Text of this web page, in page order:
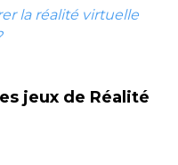
la réalité virtuelle
jeux de Réalité